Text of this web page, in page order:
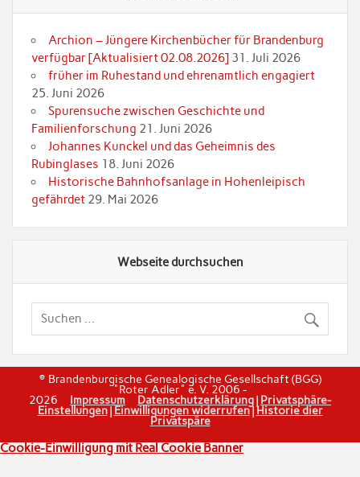
Archion – Jüngere Kirchenbücher für Brandenburg
verfügbar [Aktualisiert 02.08.2026] 31. Juli 2026
früher im Ruhestand und ehrenamtlich engagiert
25. Juni 2026
Spurensuche zwischen Geschichte und
Familienforschung 21. Juni 2026
Johannes Kunckel und das Geheimnis des
Rubinglases 18. Juni 2026
Historische Bahnhofsanlage in Hohenleipisch
gefährdet 29. Mai 2026
Webseite durchsuchen
© Brandenburgische Genealogische Gesellschaft (BGG)
"Roter Adler" e. V. 2006 -
2026 Impressum Datenschutzerklärung| Privatsphäre-
Einstellungen| Einwilligungen widerrufen|Historie dier
Privatspäre
Cookie-Einwilligung mit Real Cookie Banner